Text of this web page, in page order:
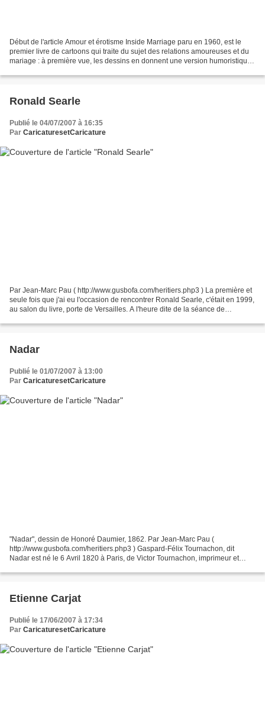
Début de l'article Amour et érotisme Inside Marriage paru en 1960, est le
premier livre de cartoons qui traite du sujet des relations amoureuses et du
mariage : à première vue, les dessins en donnent une version humoristique,
Ronald Searle
Publié le 04/07/2007 à 16:35
Par CaricaturesetCaricature
Par Jean-Marc Pau ( http://www.gusbofa.com/heritiers.php3 ) La première et
seule fois que j'ai eu l'occasion de rencontrer Ronald Searle, c'était en 1999,
au salon du livre, porte de Versailles. A l'heure dite de la séance de
Nadar
Publié le 01/07/2007 à 13:00
Par CaricaturesetCaricature
"Nadar", dessin de Honoré Daumier, 1862. Par Jean-Marc Pau (
http://www.gusbofa.com/heritiers.php3 ) Gaspard-Félix Tournachon, dit
Nadar est né le 6 Avril 1820 à Paris, de Victor Tournachon, imprimeur et
Etienne Carjat
Publié le 17/06/2007 à 17:34
Par CaricaturesetCaricature